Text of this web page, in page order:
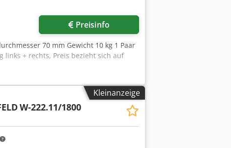
Preisinfo
70 mm Gewicht 10 kg 1 Paar
links + rechts, Preis bezieht sich auf
Kleinanzeige
W-222.11/1800